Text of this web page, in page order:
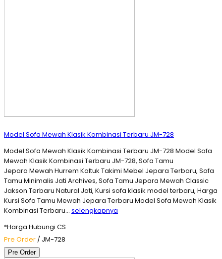
Model Sofa Mewah Klasik Kombinasi Terbaru JM-728
Model Sofa Mewah Klasik Kombinasi Terbaru JM-728 Model Sofa
Mewah Klasik Kombinasi Terbaru JM-728, Sofa Tamu
Jepara Mewah Hurrem Koltuk Takimi Mebel Jepara Terbaru, Sofa
Tamu Minimalis Jati Archives, Sofa Tamu Jepara Mewah Classic
Jakson Terbaru Natural Jati, Kursi sofa klasik model terbaru, Harga
Kursi Sofa Tamu Mewah Jepara Terbaru Model Sofa Mewah Klasik
Kombinasi Terbaru… selengkapnya
*Harga Hubungi CS
Pre Order / JM-728
Pre Order